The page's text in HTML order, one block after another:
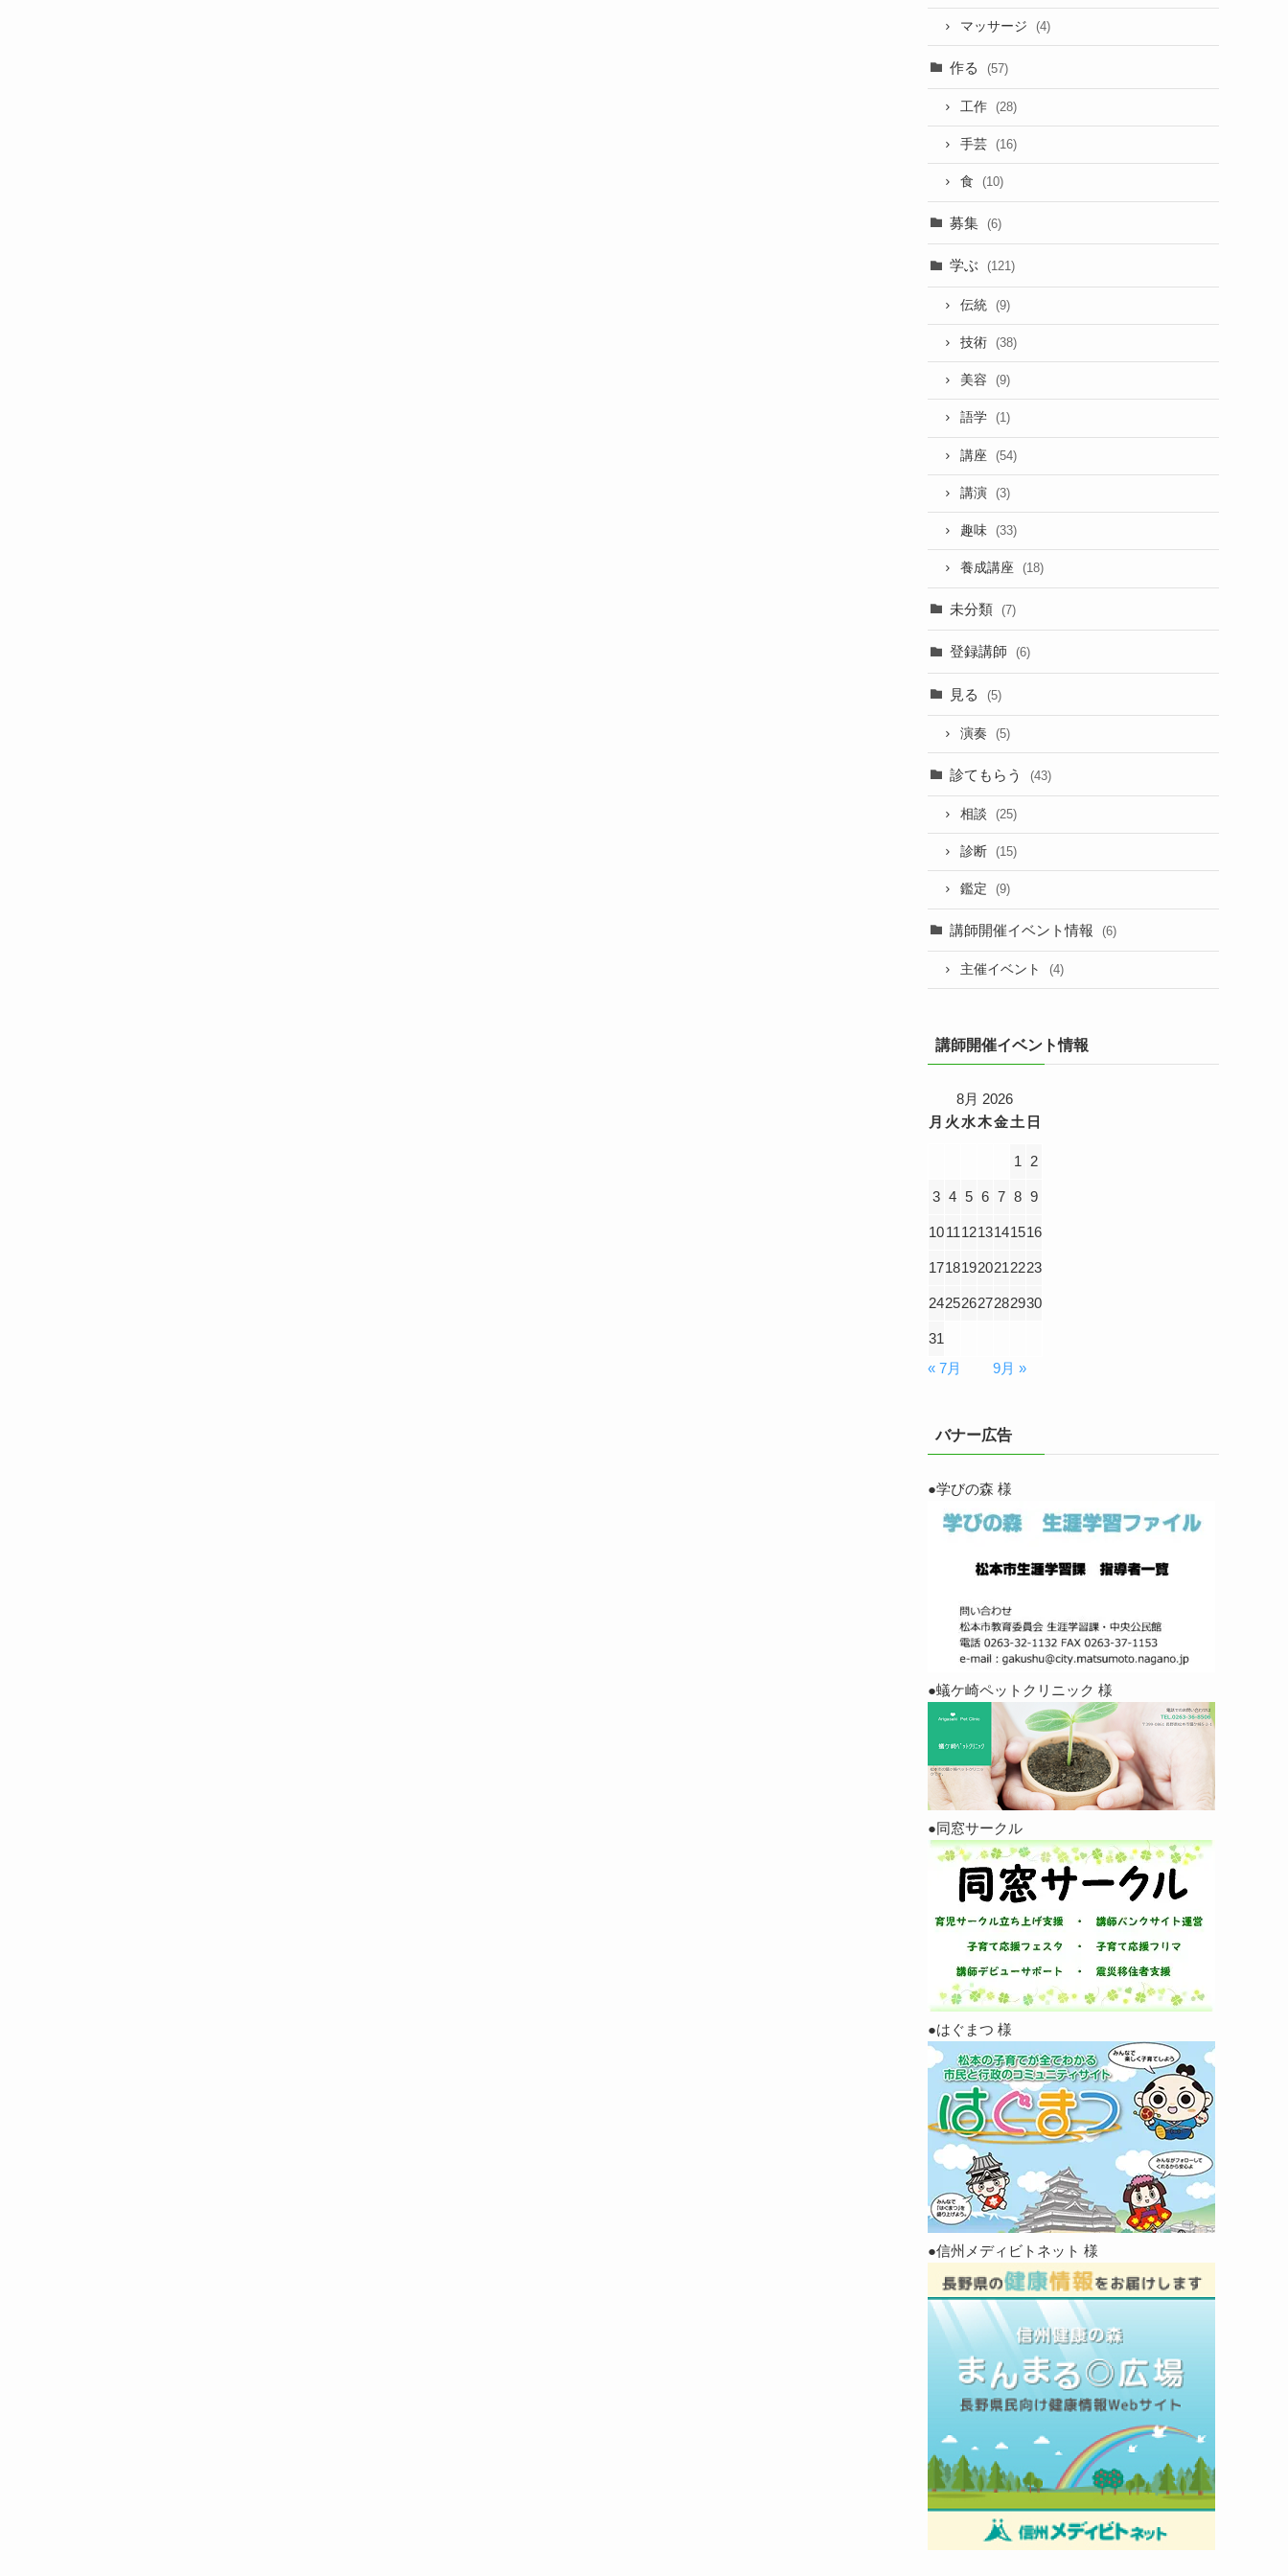
マッサージ (4)
作る (57)
工作 (28)
手芸 (16)
食 (10)
募集 (6)
学ぶ (121)
伝統 (9)
技術 (38)
美容 (9)
語学 (1)
講座 (54)
講演 (3)
趣味 (33)
養成講座 (18)
未分類 (7)
登録講師 (6)
見る (5)
演奏 (5)
診てもらう (43)
相談 (25)
診断 (15)
鑑定 (9)
講師開催イベント情報 (6)
主催イベント (4)
講師開催イベント情報
8月 2026
月 火 水木金土 日
1 2
3 4 5 6 7 8 9
10111213141516
17181920212223
24252627282930
31
« 7月
9月 »
バナー広告
●学びの森 様
●蟻ケ崎ペットクリニック 様
●同窓サークル
●はぐまつ 様
●信州メディビトネット 様